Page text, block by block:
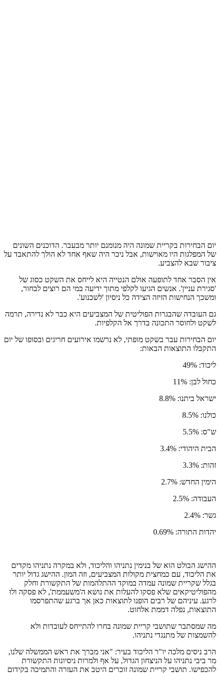
יום הבחירות בקריית שמונה היה מנומנם יותר מבעבר. הדוכנים השונים
של המפלגות היו מאוישות, אבל ניכר היה שאף אחד לא הולך להתאבד על
ציבור שבא להצביע.
אין הסבר אחד לתופעה אולם הנטייה היא לייחס את השקט כסוג של
'סגירת עניין'. אנשים הגיעו לקלפי מתוך ידיעה במי הם רוצים לבחור,
ומשכך הנחישות הזיזה הצידה כל ניסיון 'לשכנוע'.
גם העובדה שהבגרות הפוליטית של המצביעים היא כבר לא נדירה, תרמה
לשקט ולחוסר התכונה בדרך אל הקלפיות.
יום הבחירות עבר בשקט מופתי, לא נרשמו אירועים חריגים ובסופו של יום
התקבלו התוצאות הבאות:
ליכוד: 49%
כחול לבן: 11%
ישראל ביתנו: 8.8%
כולנו: 8.5%
ש"ס: 5.5%
הבית היהודי: 3.4%
זהות: 3.3%
הימין החדש: 2.7%
העבודה: 2.5%
גשר: 2.4%
יהדות התורה: 0.69%
ההישג הבולט הוא של בנימין נתניהו והליכוד, ולא במקרה נתניהו מקדים
את הליכוד, עם כמחצית מקולות המצביעים, וזה המון. ההישג גדול יותר
בגלל שקריית שמונה עמדה במוקד ההתלהמות של התקשורת וחלק
מהפוליטיקאים שלא פסקו להעלות את נושא ה'משעממת', לא פסקה ולוּ
לרגע. עיניהם של רבים הופנו לתוצאות כאן אך ברגע שהתפרסמו
התוצאות, נפלה דממת אלחוט.
מה שמסתבר שתושבי קריית שמונה בחרו להתייחס לעובדות ולא
להשמצות של מתנגדי נתניהו.
הרב ניסים מלכה יו"ר הליכוד בעיר: "אני מברך את ראש הממשלה שלנו,
מר ביבי נתניהו על הניצחון הגדול, על אף ולמרות ניסיונות התקשורת
להכפישו. תושבי קריית שמונה זוכרים היטב את העזרה והתמיכה בקידום